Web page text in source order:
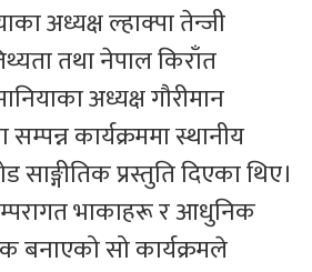
अध्यक्ष ल्हाक्पा तेन्जी
तथा नेपाल किराँत
अध्यक्ष गौरीमान
कार्यक्रममा स्थानीय
प्रस्तुति दिएका थिए।
भाकाहरू र आधुनिक
बनाएको सो कार्यक्रमले